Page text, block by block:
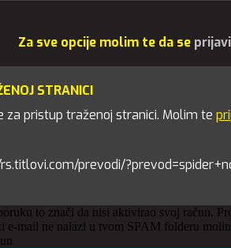
Za sve opcije molim te da se
STRANICI
za pristup traženoj stranici. Molim te
prevodi/
to znači da nisi aktivirao svoj račun.
mail ne nalazi u tvom SPAM folderu